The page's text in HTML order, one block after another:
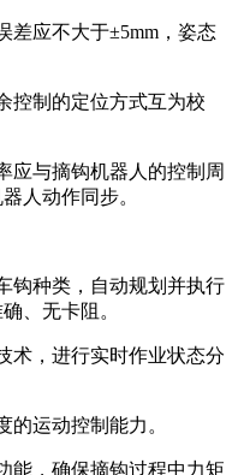
差应不大于±5mm，姿态
控制的定位方式互为校
应与摘钩机器人的控制周
人动作同步。
钩种类，自动规划并执行
、无卡阻。
术，进行实时作业状态分
的运动控制能力。
能，确保摘钩过程中力矩